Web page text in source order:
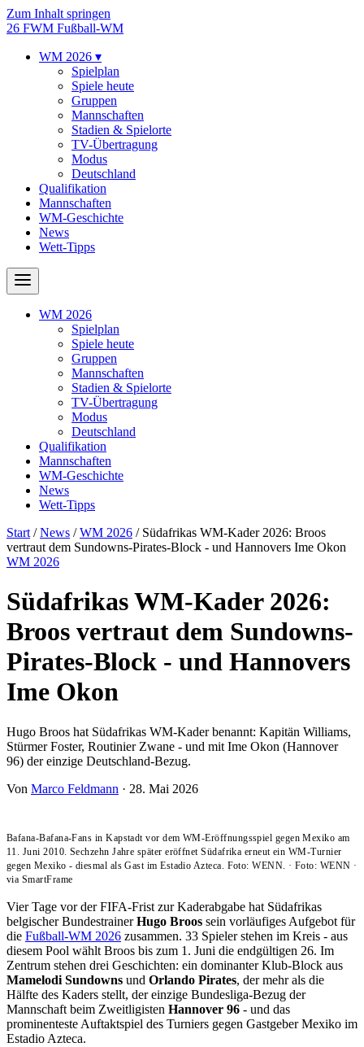
Zum Inhalt springen
26 FWM Fußball-WM
WM 2026 ▾
Spielplan
Spiele heute
Gruppen
Mannschaften
Stadien & Spielorte
TV-Übertragung
Modus
Deutschland
Qualifikation
Mannschaften
WM-Geschichte
News
Wett-Tipps
WM 2026
Spielplan
Spiele heute
Gruppen
Mannschaften
Stadien & Spielorte
TV-Übertragung
Modus
Deutschland
Qualifikation
Mannschaften
WM-Geschichte
News
Wett-Tipps
Start /News /WM 2026 / Südafrikas WM-Kader 2026: Broos
vertraut dem Sundowns-Pirates-Block - und Hannovers Ime Okon
WM 2026
Südafrikas WM-Kader 2026:
Broos vertraut dem Sundowns-
Pirates-Block - und Hannovers
Ime Okon
Hugo Broos hat Südafrikas WM-Kader benannt: Kapitän Williams,
Stürmer Foster, Routinier Zwane - und mit Ime Okon (Hannover
96) der einzige Deutschland-Bezug.
Von Marco Feldmann · 28. Mai 2026
Bafana-Bafana-Fans in Kapstadt vor dem WM-Eröffnungsspiel gegen Mexiko am
11. Juni 2010. Sechzehn Jahre später eröffnet Südafrika erneut ein WM-Turnier
gegen Mexiko - diesmal als Gast im Estadio Azteca. Foto: WENN. · Foto: WENN ·
via SmartFrame
Vier Tage vor der FIFA-Frist zur Kaderabgabe hat Südafrikas
belgischer BundestrainerHugo Broos sein vorläufiges Aufgebot für
die Fußball-WM 2026 zusammen. 33 Spieler stehen im Kreis - aus
diesem Pool wählt Broos bis zum 1. Juni die endgültigen 26. Im
Zentrum stehen drei Geschichten: ein dominanter Klub-Block aus
Mamelodi Sundowns und Orlando Pirates, der mehr als die
Hälfte des Kaders stellt, der einzige Bundesliga-Bezug der
Mannschaft beim Zweitligisten Hannover 96 - und das
prominenteste Auftaktspiel des Turniers gegen Gastgeber Mexiko im
Estadio Azteca.